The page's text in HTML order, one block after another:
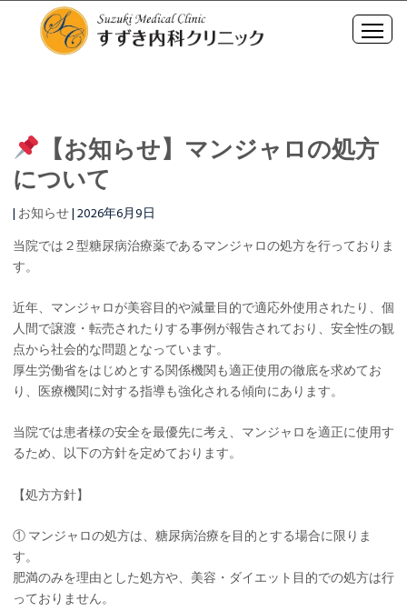
【お知らせ】マンジャロの処方
について
| お知らせ|2026年6月9日
当院では２型糖尿病治療薬であるマンジャロの処方を行っておりま
す。
近年、マンジャロが美容目的や減量目的で適応外使用されたり、個
人間で譲渡・転売されたりする事例が報告されており、安全性の観
点から社会的な問題となっています。
厚生労働省をはじめとする関係機関も適正使用の徹底を求めてお
り、医療機関に対する指導も強化される傾向にあります。
当院では患者様の安全を最優先に考え、マンジャロを適正に使用す
るため、以下の方針を定めております。
【処方方針】
① マンジャロの処方は、糖尿病治療を目的とする場合に限りま
す。
肥満のみを理由とした処方や、美容・ダイエット目的での処方は行
っておりません。